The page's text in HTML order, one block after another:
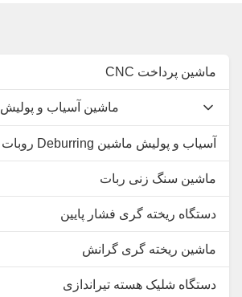
CNC ماشین پرداخت
ماشین آسیاب و پولیش
روبات Deburring آسیاب و پولیش ماشین
ماشین سنگ زنی ربات
دستگاه ریخته گری فشار پایین
ماشین ریخته گری گرانش
دستگاه شلیک هسته تیراندازی